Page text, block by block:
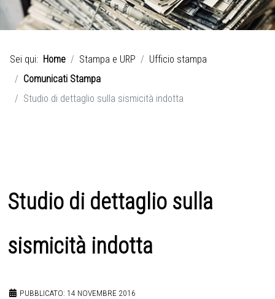
Sei qui: Home Stampa e URP
Ufficio stampa
Comunicati Stampa
Studio di dettaglio sulla sismicità indotta
Studio di dettaglio sulla
sismicità indotta
PUBBLICATO: 14 NOVEMBRE 2016